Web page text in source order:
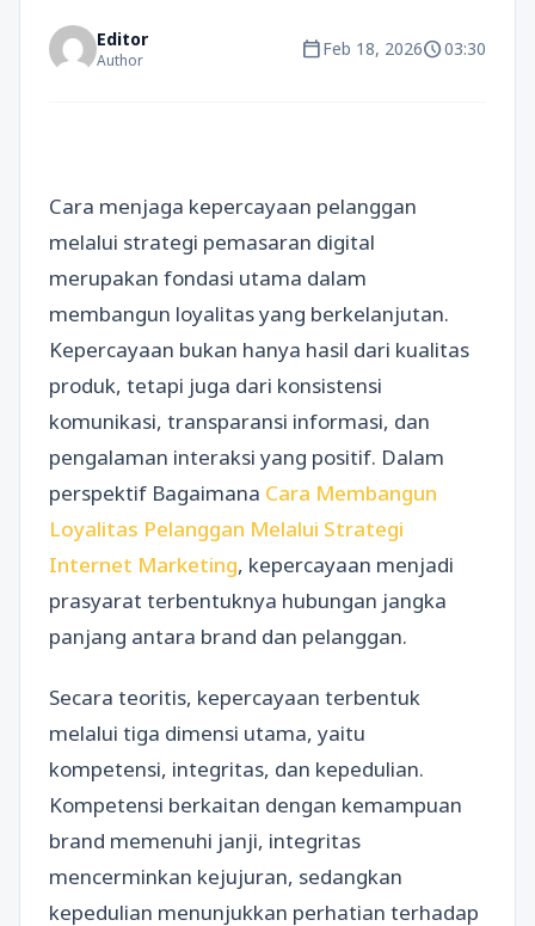
Editor
Author calendar_todayFeb 18, 2026schedule03:30
Cara menjaga kepercayaan pelanggan
melalui strategi pemasaran digital
merupakan fondasi utama dalam
membangun loyalitas yang berkelanjutan.
Kepercayaan bukan hanya hasil dari kualitas
produk, tetapi juga dari konsistensi
komunikasi, transparansi informasi, dan
pengalaman interaksi yang positif. Dalam
perspektif Bagaimana Cara Membangun
Loyalitas Pelanggan Melalui Strategi
Internet Marketing, kepercayaan menjadi
prasyarat terbentuknya hubungan jangka
panjang antara brand dan pelanggan.
Secara teoritis, kepercayaan terbentuk
melalui tiga dimensi utama, yaitu
kompetensi, integritas, dan kepedulian.
Kompetensi berkaitan dengan kemampuan
brand memenuhi janji, integritas
mencerminkan kejujuran, sedangkan
kepedulian menunjukkan perhatian terhadap